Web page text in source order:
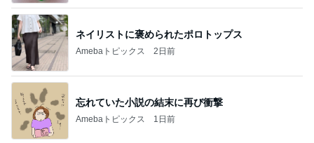
ネイリストに褒められたポロトップス
Amebaトピックス 2日前
忘れていた小説の結末に再び衝撃
Amebaトピックス 1日前